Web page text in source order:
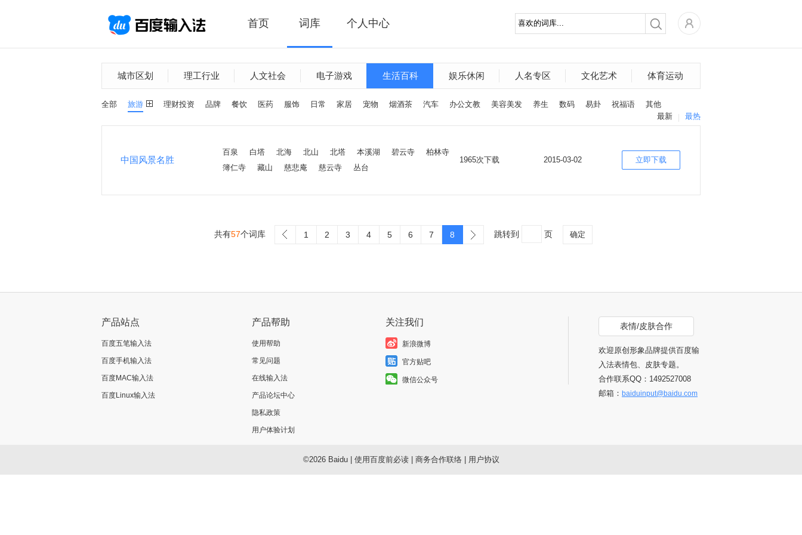
首页 词库 个人中心
城市区划 理工行业 人文社会 电子游戏 生活百科 娱乐休闲 人名专区 文化艺术 体育运动
全部 旅游 理财投资 品牌 餐饮 医药 服饰 日常 家居 宠物 烟酒茶 汽车 办公文教 美容美发 养生 数码 易卦 祝福语
其他
最热
最新
中国风景名胜
百泉 白塔 北海 北山 北塔 本溪湖 碧云寺
柏林寺
簿仁寺
藏山 慈悲庵 慈云寺 丛台
1965次下载 2015-03-02 立即下载
共有57个词库 1 2 3 4 5 6 7 8 跳转到 页 确定
产品站点
百度五笔输入法
百度手机输入法
百度MAC输入法
百度Linux输入法
产品帮助
使用帮助
常见问题
在线输入法
产品论坛中心
隐私政策
用户体验计划
关注我们
新浪微博
官方贴吧
微信公众号
表情/皮肤合作
欢迎原创形象品牌提供百度输
入法表情包、皮肤专题。
合作联系QQ：1492527008
邮箱： baiduinput@baidu.com
©2026 Baidu| 使用百度前必读| 商务合作联络| 用户协议